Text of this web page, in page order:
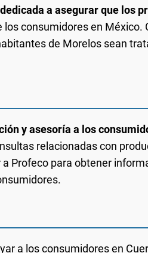
a asegurar que los
los consumidores en México.
de Morelos sean
y asesoría a los
relacionadas con
Profeco para obtener
a los consumidores en